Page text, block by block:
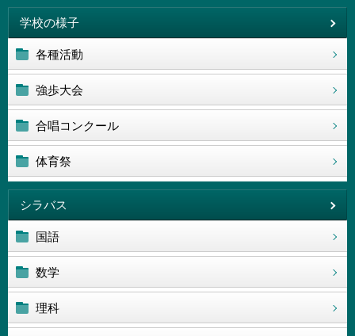
学校の様子
各種活動
強歩大会
合唱コンクール
体育祭
シラバス
国語
数学
理科